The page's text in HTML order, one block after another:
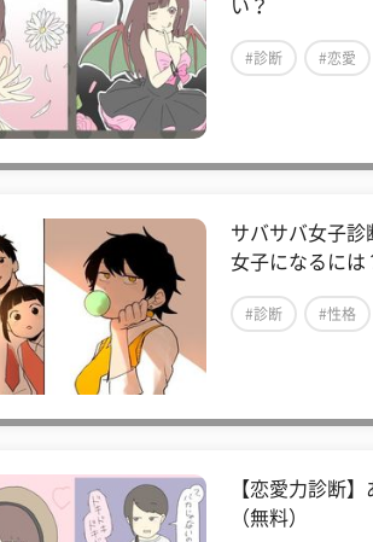
い？
#診断 #恋愛
サバサバ女子診
女子になるには
#診断 #性格
【恋愛力診断
（無料）